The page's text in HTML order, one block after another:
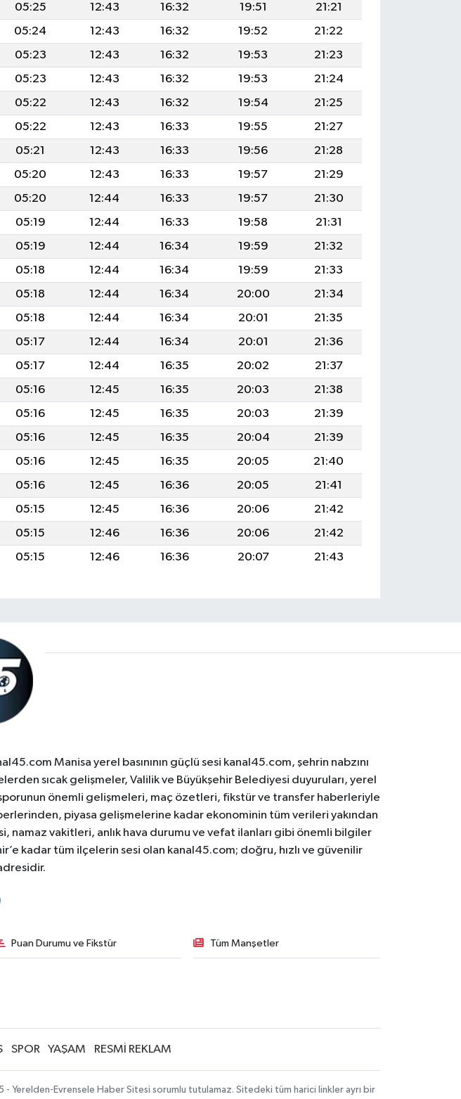
05:25 12:43 16:32 19:51
21:21
05:24 12:43 16:32 19:52
21:22
05:23 12:43 16:32 19:53
21:23
05:23 12:43 16:32 19:53
21:24
05:22 12:43 16:32 19:54
21:25
05:22 12:43 16:33 19:55
21:27
05:21 12:43 16:33 19:56
21:28
05:20 12:43 16:33 19:57
21:29
05:20 12:44 16:33 19:57
21:30
05:19 12:44 16:33 19:58
21:31
05:19 12:44 16:34 19:59
21:32
05:18 12:44 16:34 19:59
21:33
05:18 12:44 16:34 20:00
21:34
05:18 12:44 16:34 20:01
21:35
05:17 12:44 16:34 20:01
21:36
05:17 12:44 16:35 20:02
21:37
05:16 12:45 16:35 20:03
21:38
05:16 12:45 16:35 20:03
21:39
05:16 12:45 16:35 20:04
21:39
05:16 12:45 16:35 20:05
21:40
05:16 12:45 16:36 20:05
21:41
05:15 12:45 16:36 20:06
21:42
05:15 12:46 16:36 20:06
21:42
05:15 12:46 16:36 20:07 21:43
Manisa yerel basınının güçlü sesi kanal45.com, şehrin nabzını
sıcak gelişmeler, Valilik ve Büyükşehir Belediyesi duyuruları, yerel
önemli gelişmeleri, maç özetleri, fikstür ve transfer haberleriyle
piyasa gelişmelerine kadar ekonominin tüm verileri yakından
namaz vakitleri, anlık hava durumu ve vefat ilanları gibi önemli bilgiler
kadar tüm ilçelerin sesi olan kanal45.com; doğru, hızlı ve güvenilir
Puan Durumu ve Fikstür Tüm Manşetler
SPOR YAŞAM RESMİ REKLAM
- Yerelden-Evrensele Haber Sitesi sorumlu tutulamaz. Sitedeki tüm harici linkler ayrı bir